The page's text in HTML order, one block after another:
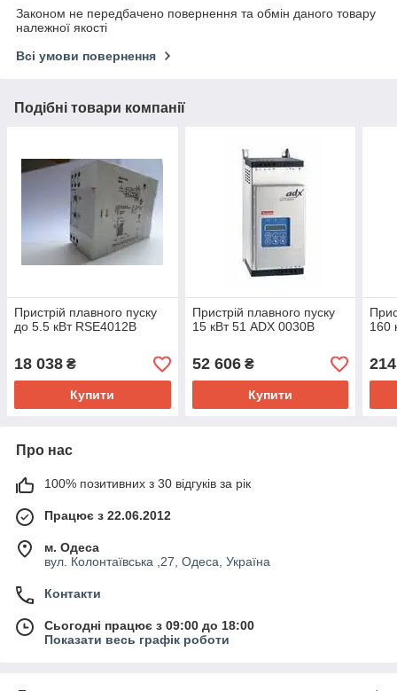
Законом не передбачено повернення та обмін даного товару
належної якості
Всі умови повернення
Подібні товари компанії
Пристрій плавного пуску
до 5.5 кВт RSE4012B
18 038 ₴
Купити
Пристрій плавного пуску
15 кВт 51 ADX 0030B
52 606₴
Купити
160
Про нас
100% позитивних з 30 відгуків за рік
Працює з 22.06.2012
м. Одеса
вул. Колонтаївська ,27, Одеса, Україна
Контакти
Сьогодні працює з 09:00 до 18:00
Показати весь графік роботи